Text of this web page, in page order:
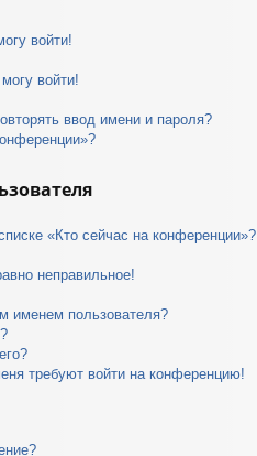
войти!
войти!
ввод имени и пароля?
«Кто сейчас на конференции»?
неправильное!
именем пользователя?
требуют войти на конференцию!